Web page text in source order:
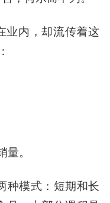
业内，却流传着这
。
种模式：短期和长